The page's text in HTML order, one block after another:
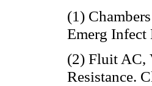
(1)
Emerg
(2) Fluit AC,
Resistance.